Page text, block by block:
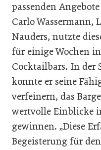
passenden
Carlo
Nauders, nutzte
für einige Wochen
Cocktailbars. In der
konnte er seine
verfeinern, das
wertvolle Einblicke
gewinnen. „Diese
Begeisterung für